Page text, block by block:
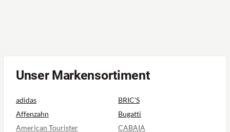
Unser Markensortiment
adidas
Affenzahn
American Tourister
BRIC'S
Bugatti
CABAIA